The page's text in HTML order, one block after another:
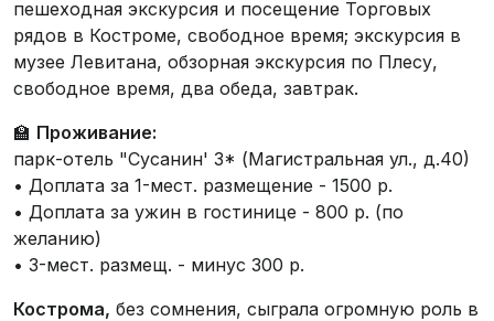
пешеходная экскурсия и посещение Торговых
рядов в Костроме, свободное время; экскурсия в
музее Левитана, обзорная экскурсия по Плесу,
свободное время, два обеда, завтрак.
🏫 Проживание:
парк-отель "Сусанин' 3* (Магистральная ул., д.40)
• Доплата за 1-мест. размещение - 1500 р.
• Доплата за ужин в гостинице - 800 р. (по
желанию)
• 3-мест. размещ. - минус 300 р.
Кострома, без сомнения, сыграла огромную роль в